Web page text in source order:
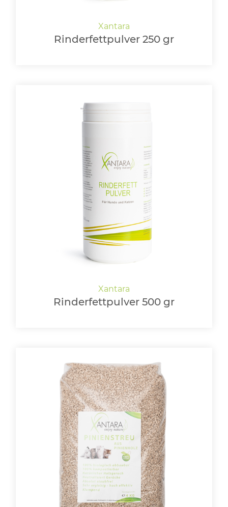
Rinderfettpulver 250 gr
Rinderfettpulver 500 gr